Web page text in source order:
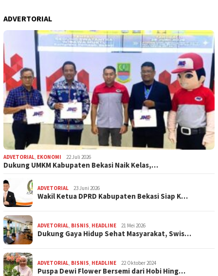
ADVERTORIAL
ADVETORIAL EKONOMI 22 Juli 2026
Dukung UMKM Kabupaten Bekasi Naik Kelas,…
ADVETORIAL 23 Juni 2026
Wakil Ketua DPRD Kabupaten Bekasi Siap K…
ADVETORIAL BISNIS HEADLINE 21 Mei 2026
Dukung Gaya Hidup Sehat Masyarakat, Swis…
ADVETORIAL BISNIS HEADLINE 22 Oktober 2024
Puspa Dewi Flower Bersemi dari Hobi Hing…